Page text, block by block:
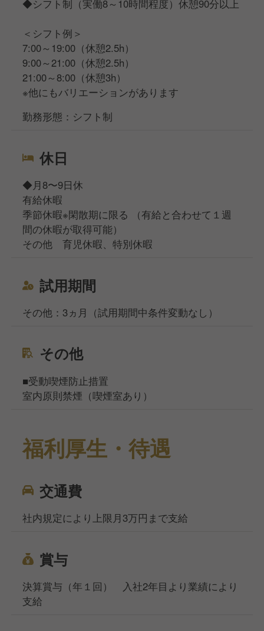
◆シフト制（実働8～10時間程度）休憩90分以上
＜シフト例＞
7:00～19:00（休憩2.5h）
9:00～21:00（休憩2.5h）
21:00～8:00（休憩3h）
※他にもバリエーションがあります
勤務形態：シフト制
休日
◆月8〜9日休
有給休暇
季節休暇※閑散期に限る （有給と合わせて１週
間の休暇が取得可能）
その他 育児休暇、特別休暇
試用期間
その他：3ヵ月（試用期間中条件変動なし）
その他
■受動喫煙防止措置
室内原則禁煙（喫煙室あり）
福利厚生・待遇
交通費
社内規定により上限月3万円まで支給
賞与
決算賞与（年１回） 入社2年目より業績により
支給